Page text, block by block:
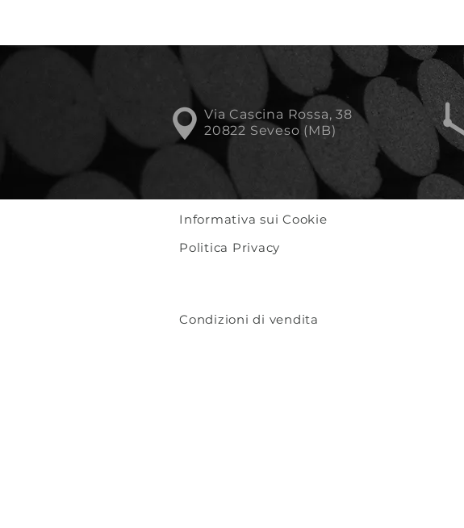
Via Cascina Rossa, 38
20822 Seveso (MB)
Informativa sui Cookie
Politica Privacy
Condizioni di vendita